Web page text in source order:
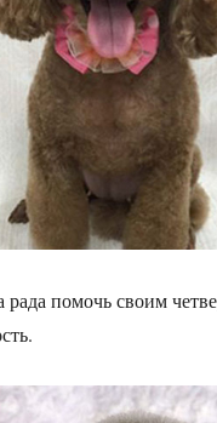
помочь своим